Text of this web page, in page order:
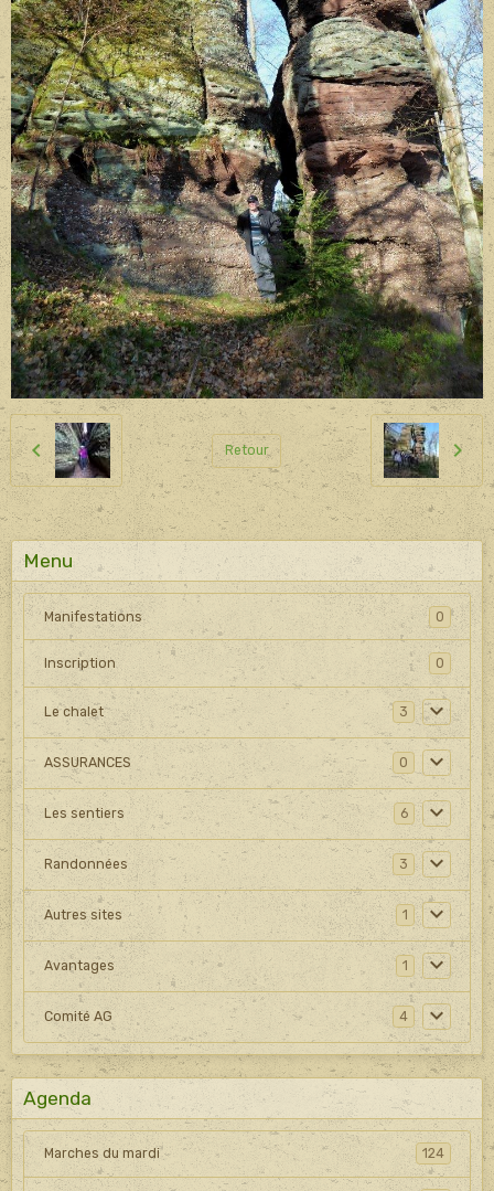
Retour
Menu
Manifestations 0
Inscription 0
Le chalet 3
ASSURANCES 0
Les sentiers 6
Randonnées 3
Autres sites 1
Avantages 1
Comité AG 4
Agenda
Marches du mardi 124